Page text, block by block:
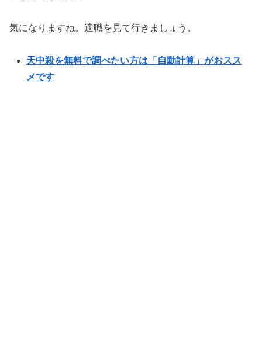
気になりますね。適職を見て行きましょう。
天中殺を無料で調べたい方は「自動計算」がおスス
メです